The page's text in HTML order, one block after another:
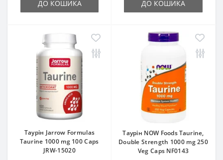
ДО КОШИКА ДО КОШИКА
Таурін Jarrow Formulas
Taurine 1000 mg 100 Caps
JRW-15020
Таурін NOW Foods Taurine,
Double Strength 1000 mg 250
Veg Caps NF0143